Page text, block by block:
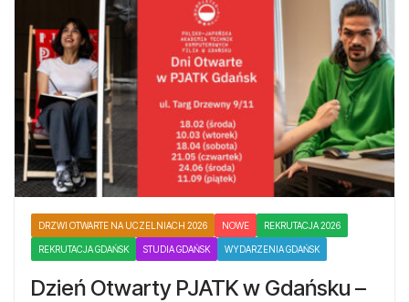
DRZWI OTWARTE NA UCZELNIACH 2026 NOWE REKRUTACJA 2026
REKRUTACJA GDAŃSK STUDIA GDAŃSK WYDARZENIA GDAŃSK
Dzień Otwarty PJATK w Gdańsku –